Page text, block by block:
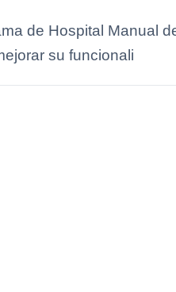
de Hospital Manual
su funcionali